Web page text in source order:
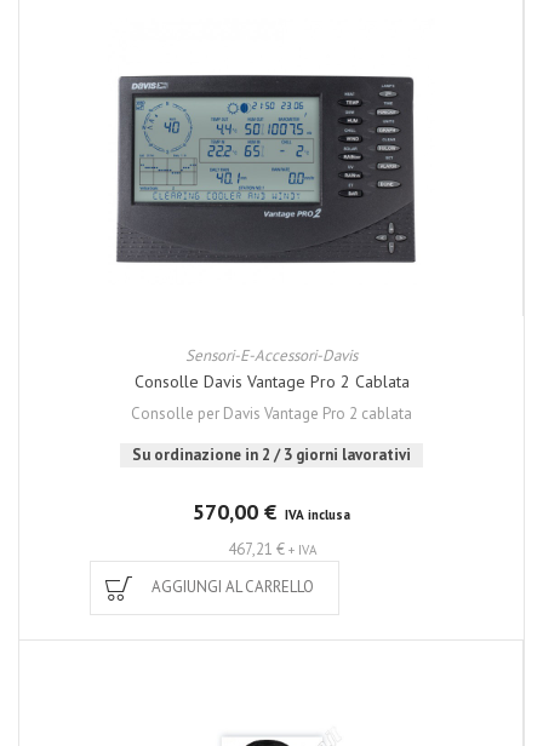
Sensori-E-Accessori-Davis
Consolle Davis Vantage Pro 2 Cablata
Consolle per Davis Vantage Pro 2 cablata
Su ordinazione in 2 / 3 giorni lavorativi
570,00 € IVA inclusa
467,21 € + IVA
AGGIUNGI AL CARRELLO